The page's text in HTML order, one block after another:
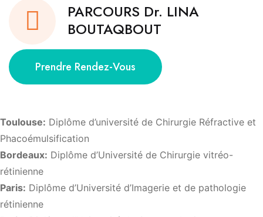
PARCOURS Dr. LINA
BOUTAQBOUT
Prendre Rendez-Vous
Toulouse: Diplôme d’université de Chirurgie Réfractive et
Phacoémulsification
Bordeaux: Diplôme d’Université de Chirurgie vitréo-
rétinienne
Paris: Diplôme d’Université d’Imagerie et de pathologie
rétinienne